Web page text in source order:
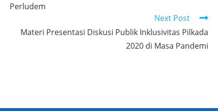
Perludem
Next Post
Materi Presentasi Diskusi Publik Inklusivitas Pilkada
2020 di Masa Pandemi